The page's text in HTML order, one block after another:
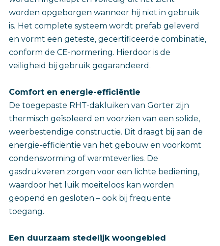
worden opgeborgen wanneer hij niet in gebruik
is. Het complete systeem wordt prefab geleverd
en vormt een geteste, gecertificeerde combinatie,
conform de CE-normering. Hierdoor is de
veiligheid bij gebruik gegarandeerd.
Comfort en energie-efficiëntie
De toegepaste RHT-dakluiken van Gorter zijn
thermisch geïsoleerd en voorzien van een solide,
weerbestendige constructie. Dit draagt bij aan de
energie-efficiëntie van het gebouw en voorkomt
condensvorming of warmteverlies. De
gasdrukveren zorgen voor een lichte bediening,
waardoor het luik moeiteloos kan worden
geopend en gesloten – ook bij frequente
toegang.
Een duurzaam stedelijk woongebied